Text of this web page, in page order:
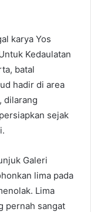
karya Yos
Kedaulatan
batal
hadir di area
dilarang
sejak
Galeri
lima pada
Lima
pernah sangat